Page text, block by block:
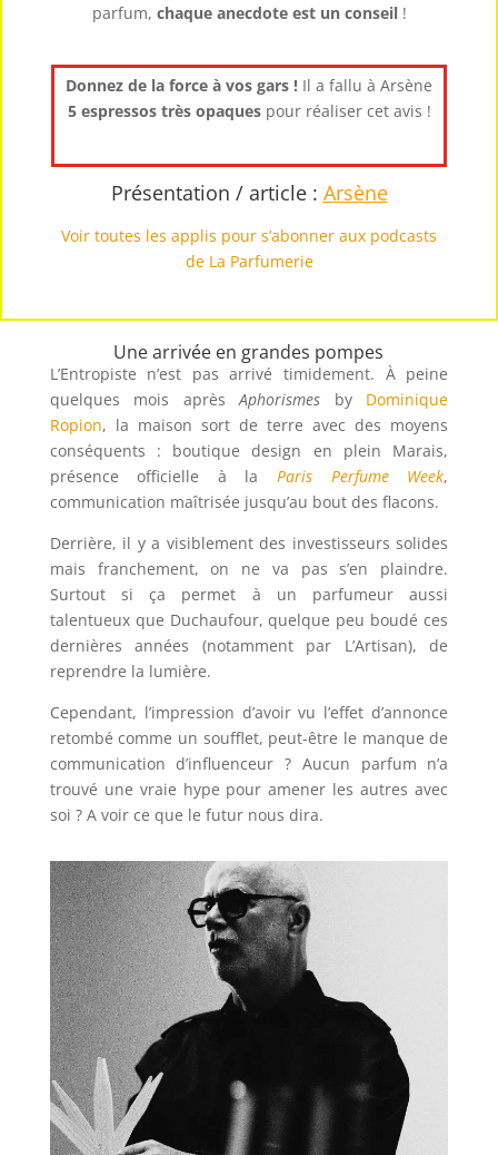
parfum, chaque anecdote est un conseil!
Donnez de la force à vos gars ! Il a fallu à Arsène
5 espressos très opaques pour réaliser cet avis !
Présentation / article : Arsène
Voir toutes les applis pour s’abonner aux podcasts
de La Parfumerie
Une arrivée en grandes pompes
L’Entropiste n’est pas arrivé timidement. À peine
quelques mois aprèsAphorismes by Dominique
Ropion, la maison sort de terre avec des moyens
conséquents : boutique design en plein Marais,
présence officielle à laParis Perfume Week,
communication maîtrisée jusqu’au bout des flacons.
Derrière, il y a visiblement des investisseurs solides
mais franchement, on ne va pas s’en plaindre.
Surtout si ça permet à un parfumeur aussi
talentueux que Duchaufour, quelque peu boudé ces
dernières années (notamment par L’Artisan), de
reprendre la lumière.
Cependant, l’impression d’avoir vu l’effet d’annonce
retombé comme un soufflet, peut-être le manque de
communication d’influenceur ? Aucun parfum n’a
trouvé une vraie hype pour amener les autres avec
soi ? A voir ce que le futur nous dira.